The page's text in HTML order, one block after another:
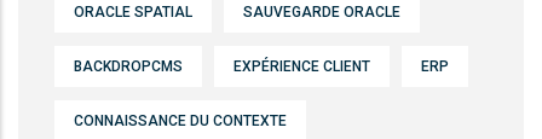
ORACLE SPATIAL SAUVEGARDE ORACLE
BACKDROPCMS EXPÉRIENCE CLIENT ERP
CONNAISSANCE DU CONTEXTE